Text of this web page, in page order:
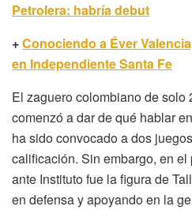
Petrolera: habría debut
+Conociendo a Éver
en Independiente Santa Fe
El zaguero colombiano de solo
comenzó a dar de qué hablar
ha sido convocado a dos
calificación. Sin embargo, en
ante Instituto fue la figura de
en defensa y apoyando en la